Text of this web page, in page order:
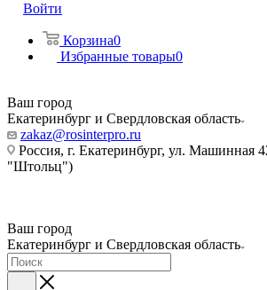
Войти
Корзина0
Избранные товары0
Ваш город
Екатеринбург и Свердловская область
zakaz@rosinterpro.ru
Россия, г. Екатеринбург, ул.
"Штольц")
Ваш город
Екатеринбург и Свердловская область